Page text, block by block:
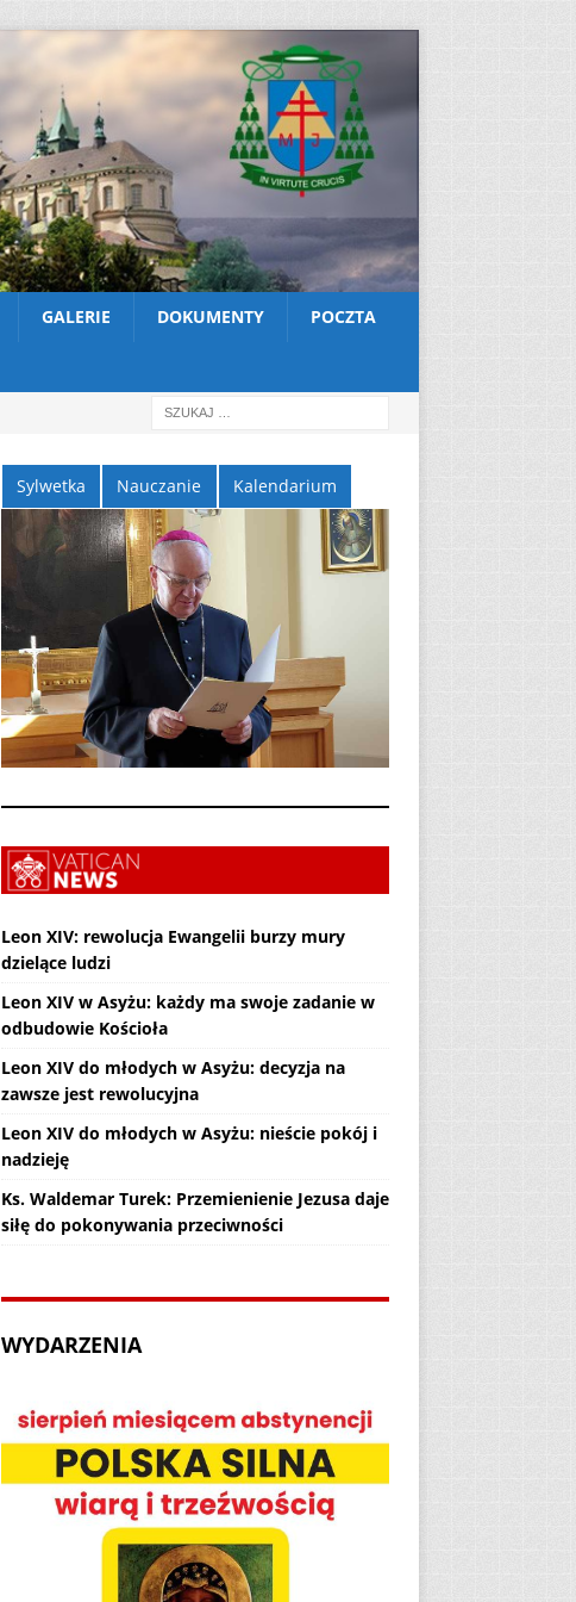
GALERIE DOKUMENTY POCZTA
Sylwetka Nauczanie Kalendarium
Leon XIV: rewolucja Ewangelii burzy mury
dzielące ludzi
Leon XIV w Asyżu: każdy ma swoje zadanie w
odbudowie Kościoła
Leon XIV do młodych w Asyżu: decyzja na
zawsze jest rewolucyjna
Leon XIV do młodych w Asyżu: nieście pokój i
nadzieję
Ks. Waldemar Turek: Przemienienie Jezusa daje
siłę do pokonywania przeciwności
WYDARZENIA